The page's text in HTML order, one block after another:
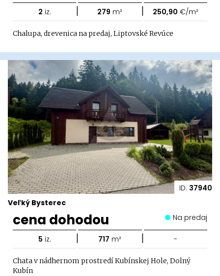
2 iz. | 279 m² | 250,90 €/m²
Chalupa, drevenica na predaj, Liptovské Revúce
ID: 37940
Veľký Bysterec
cena dohodou Na predaj
5 iz. | 717 m² | -
Chata v nádhernom prostredí Kubínskej Hole, Dolný
Kubín